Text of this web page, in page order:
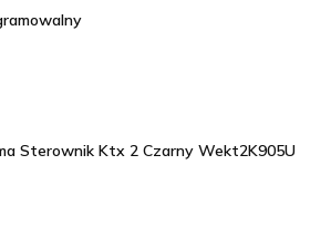
Sterownik Ktx 2 Czarny Wekt2K905U